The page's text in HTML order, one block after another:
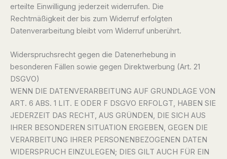
erteilte Einwilligung jederzeit widerrufen. Die
Rechtmäßigkeit der bis zum Widerruf erfolgten
Datenverarbeitung bleibt vom Widerruf unberührt.
Widerspruchsrecht gegen die Datenerhebung in
besonderen Fällen sowie gegen Direktwerbung (Art. 21
DSGVO)
WENN DIE DATENVERARBEITUNG AUF GRUNDLAGE VON
ART. 6 ABS. 1 LIT. E ODER F DSGVO ERFOLGT, HABEN SIE
JEDERZEIT DAS RECHT, AUS GRÜNDEN, DIE SICH AUS
IHRER BESONDEREN SITUATION ERGEBEN, GEGEN DIE
VERARBEITUNG IHRER PERSONENBEZOGENEN DATEN
WIDERSPRUCH EINZULEGEN; DIES GILT AUCH FÜR EIN